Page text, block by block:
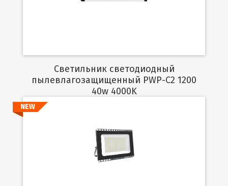
Светильник светодиодный
пылевлагозащищенный PWP-C2 1200
40w 4000K
Подробнее
NEW